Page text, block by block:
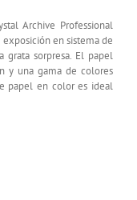
Archive Professional
exposición en sistema de
sorpresa. El papel
y una gama de colores
papel en color es ideal